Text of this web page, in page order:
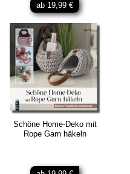
ab 19,99 €
Schöne Home-Deko mit
Rope Garn häkeln